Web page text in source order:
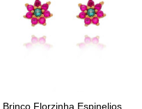
Brinco Florzinha Espinelios